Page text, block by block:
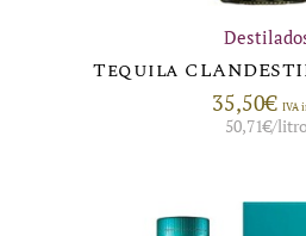
Tequila
35,50€ IVA
50,71€/litro